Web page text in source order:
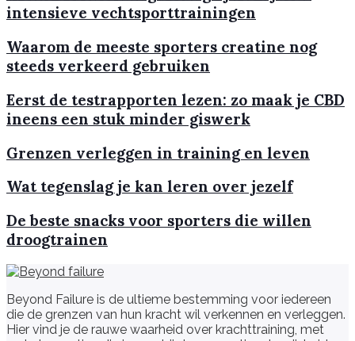
intensieve vechtsporttrainingen
Waarom de meeste sporters creatine nog
steeds verkeerd gebruiken
Eerst de testrapporten lezen: zo maak je CBD
ineens een stuk minder giswerk
Grenzen verleggen in training en leven
Wat tegenslag je kan leren over jezelf
De beste snacks voor sporters die willen
droogtrainen
Beyond Failure is de ultieme bestemming voor iedereen
die de grenzen van hun kracht wil verkennen en verleggen.
Hier vind je de rauwe waarheid over krachttraining, met